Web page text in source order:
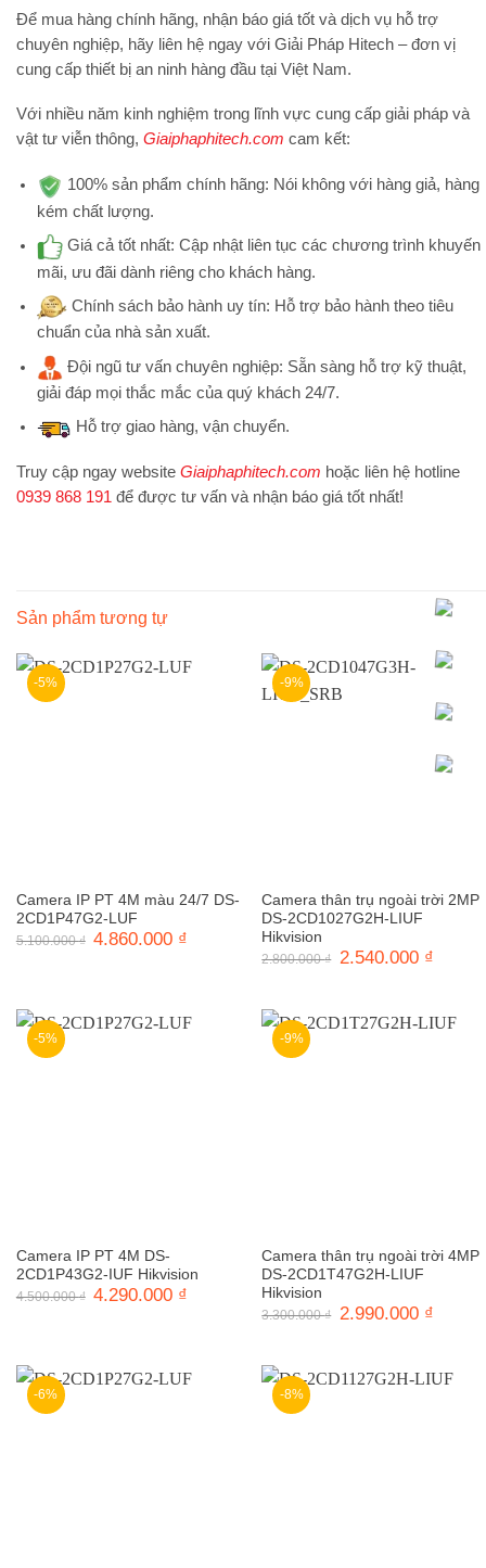
Để mua hàng chính hãng, nhận báo giá tốt và dịch vụ hỗ trợ
chuyên nghiệp, hãy liên hệ ngay với Giải Pháp Hitech – đơn vị
cung cấp thiết bị an ninh hàng đầu tại Việt Nam.
Với nhiều năm kinh nghiệm trong lĩnh vực cung cấp giải pháp và
vật tư viễn thông, Giaiphaphitech.com cam kết:
100% sản phẩm chính hãng: Nói không với hàng giả, hàng
kém chất lượng.
Giá cả tốt nhất: Cập nhật liên tục các chương trình khuyến
mãi, ưu đãi dành riêng cho khách hàng.
Chính sách bảo hành uy tín: Hỗ trợ bảo hành theo tiêu
chuẩn của nhà sản xuất.
Đội ngũ tư vấn chuyên nghiệp: Sẵn sàng hỗ trợ kỹ thuật,
giải đáp mọi thắc mắc của quý khách 24/7.
Hỗ trợgiao hàng, vận chuyển.
Truy cập ngay website Giaiphaphitech.com hoặc liên hệ hotline
0939 868 191 để được tư vấn và nhận báo giá tốt nhất!
Sản phẩm tương tự
-5%
Camera IP PT 4M màu 24/7 DS-
2CD1P47G2-LUF
5.100.000₫ Giá
4.860.000 ₫
-9%
Camera thân trụ ngoài trời 2MP
DS-2CD1027G2H-LIUF
Hikvision
2.800.000₫
Giá
2.540.000 ₫
-5%
Camera IP PT 4M DS-
2CD1P43G2-IUF Hikvision
4.500.000₫ Giá
4.290.000 ₫
-9%
Camera thân trụ ngoài trời 4MP
DS-2CD1T47G2H-LIUF
Hikvision
3.300.000₫
Giá
2.990.000 ₫
-6% -8%